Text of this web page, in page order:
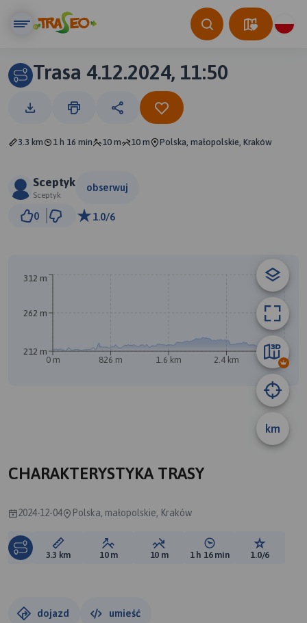
Trasa 4.12.2024, 11:50
3.3 km 1 h 16 min 10 m 10 m Polska, małopolskie, Kraków
Sceptyk
Sceptyk
obserwuj
0 1.0/6
B
km
0 m 826 m 1.6 km 2.4 km 3.3 km
212 m
262 m
312 m
CHARAKTERYSTYKA TRASY
2024-12-04 Polska, małopolskie, Kraków
Długość trasy:
3.3 km Suma przewyższeń:
10 m Suma spadków:
10 m Średni czas potrzebny
1 h 16 min Ocena
1.0/6
dojazd umieść